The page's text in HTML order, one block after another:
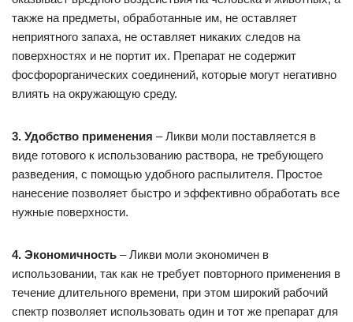
также на предметы, обработанные им, не оставляет
неприятного запаха, не оставляет никаких следов на
поверхностях и не портит их. Препарат не содержит
фосфорорганических соединений, которые могут негативно
влиять на окружающую среду.
3. Удобство применения – Ликви моли поставляется в
виде готового к использованию раствора, не требующего
разведения, с помощью удобного распылителя. Простое
нанесение позволяет быстро и эффективно обработать все
нужные поверхности.
4. Экономичность – Ликви моли экономичен в
использовании, так как не требует повторного применения в
течение длительного времени, при этом широкий рабочий
спектр позволяет использовать один и тот же препарат для